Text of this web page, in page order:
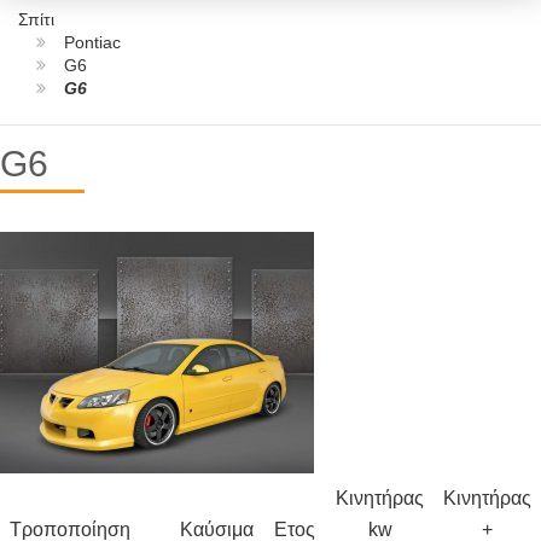
Σπίτι
Pontiac
G6
G6
G6
Τροποποίηση Καύσιμα Ετος
Κινητήρας
kw
Κινητήρας
+